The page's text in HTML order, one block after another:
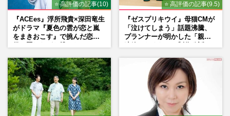
⭐ 高評価の記事(10)
『ACEes』浮所飛貴×深田竜生
がドラマ『夏色の雲が恋と嵐
をまきおこす』で挑んだ恋人
⭐ 高評価の記事(9.5)
『ゼスプリキウイ』母猫CMが
「泣けてしまう」話題沸騰、
プランナーが明かした「親に